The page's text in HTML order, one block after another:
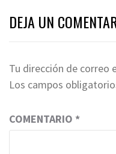
DEJA UN
Tu dirección de correo
Los campos
COMENTARIO *